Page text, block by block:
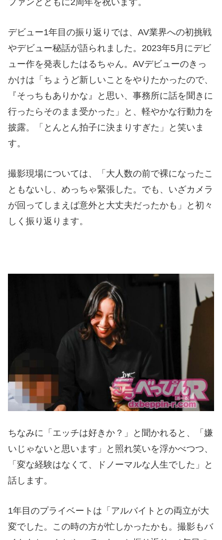
ファンとともに2周年を祝います。
デビュー1年目の振り返りでは、AV業界への初挑戦
やデビュー秘話が語られました。2023年5月にデビ
ュー作を発表したはるちゃん。AVデビューのきっ
かけは「ちょうど新しいことをやりたかったので、
『そっちもありかな』と思い、事務所に話を聞きに
行ったらそのまま受かった」と、軽やかな行動力を
披露。「とんとん拍子に決まりすぎた」と笑いま
す。
撮影現場については、「大人数の前で裸になったこ
ともないし、めっちゃ緊張した。でも、いざカメラ
が回ってしまえば意外と大丈夫だったかも」と初々
しく振り返ります。
ちなみに「エッチは好きか？」と聞かれると、「嫌
いじゃないと思います」と照れ笑いを浮かべつつ、
「変な経験はなくて、ドノーマルな人生でした」と
話します。
1年目のプライベートは「アルバイトとの両立が大
変でした。この時の方が忙しかったかも。撮影もバ